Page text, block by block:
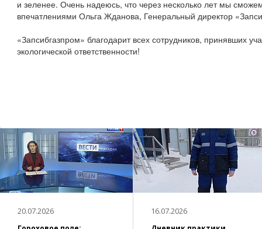
и зеленее. Очень надеюсь, что через несколько лет мы
впечатлениями Ольга Жданова, Генеральный директор
«Запсибгазпром» благодарит всех сотрудников, принявших
экологической ответственности!
20.07.2026 16.07.2026